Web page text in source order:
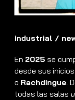
industrial /
En 2025 se
desde sus
o Rachdingue.
todas las salas